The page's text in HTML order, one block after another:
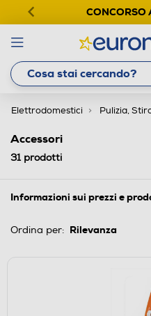
CONCORSO
Elettrodomestici Pulizia,
Accessori
31prodotti
Informazioni sui prezzi e
Ordina per: